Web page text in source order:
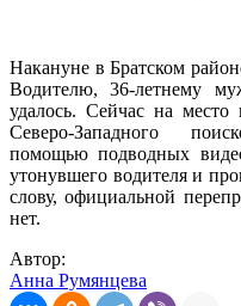
Накануне в Братском
Водителю, 36-летнему
удалось. Сейчас на место
Северо-Западного
помощью подводных
утонувшего водителя и
слову, официальной
нет.
Автор:
Анна Румянцева